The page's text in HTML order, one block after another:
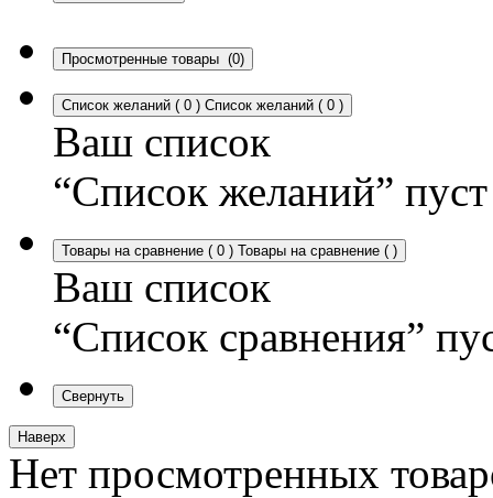
Просмотренные товары (0)
Список желаний ( 0 ) Список желаний ( 0 )
Ваш список
“Список желаний” пуст
Товары на сравнение ( 0 ) Товары на сравнение ( )
Ваш список
“Список сравнения”
Свернуть
Наверх
Нет просмотренных